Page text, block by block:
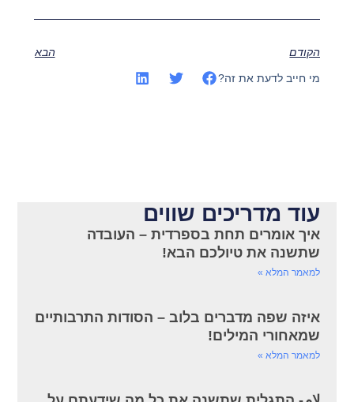
הקודם הבא
מי חייב לדעת את זה?
עוד מדריכים שווים
איך אומרים תחת בספרדית – העובדה
שתשנה את טיולכם הבא!
למאמר המלא »
איזה שפה מדברים בלוב – הסודות התרבותיים
שמאחורי המילים!
למאמר המלא »